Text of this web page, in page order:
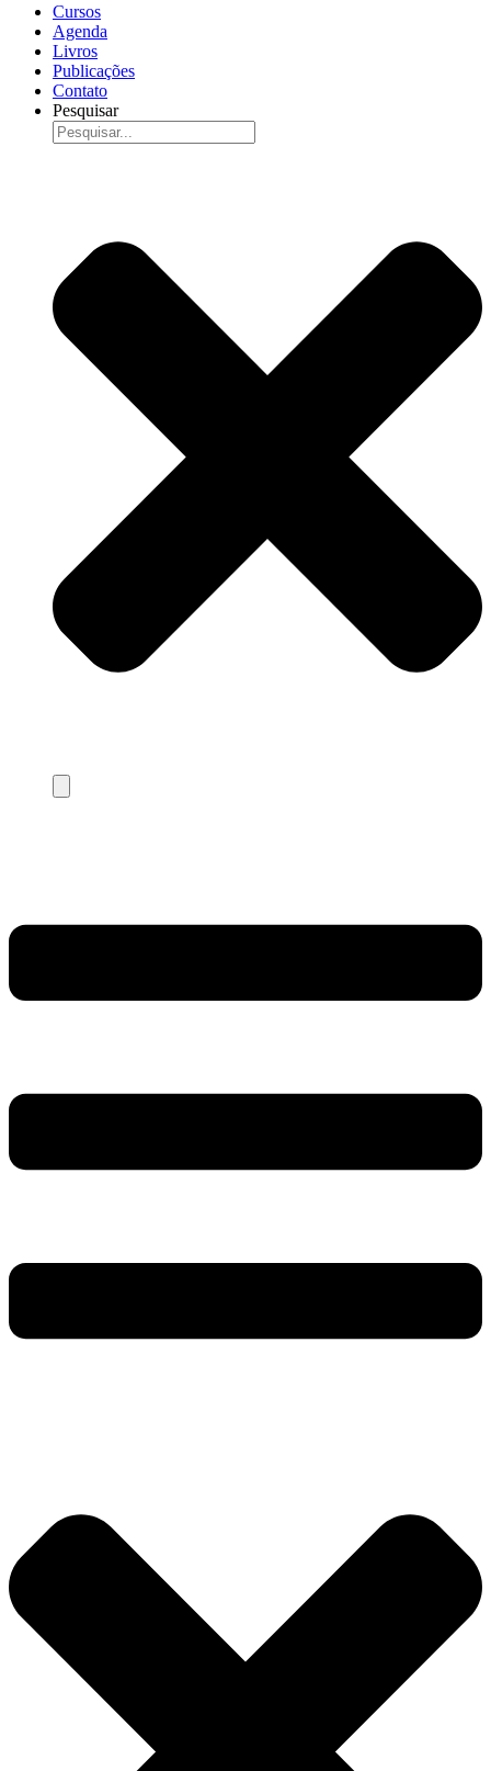
Cursos
Agenda
Livros
Publicações
Contato
Pesquisar